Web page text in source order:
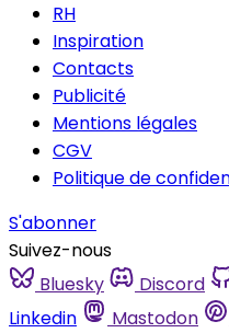
RH
Inspiration
Contacts
Publicité
Mentions légales
CGV
Politique de
S'abonner
Suivez-nous
Bluesky
Discord
Linkedin
Mastodon